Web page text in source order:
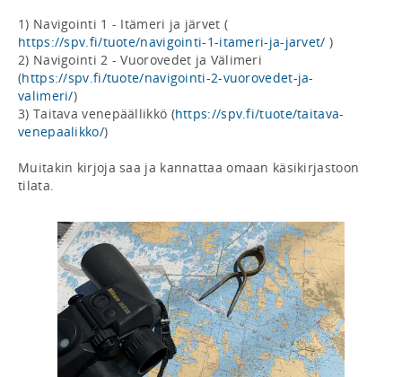
https://spv.fi/tuote/navigointi-1-itameri-ja-jarvet/ )
2) Navigointi 2 - Vuorovedet ja Välimeri
(https://spv.fi/tuote/navigointi-2-vuorovedet-ja-
valimeri/)
3) Taitava venepäällikkö (https://spv.fi/tuote/taitava-
venepaalikko/)
Muitakin kirjoja saa ja kannattaa omaan käsikirjastoon
tilata.